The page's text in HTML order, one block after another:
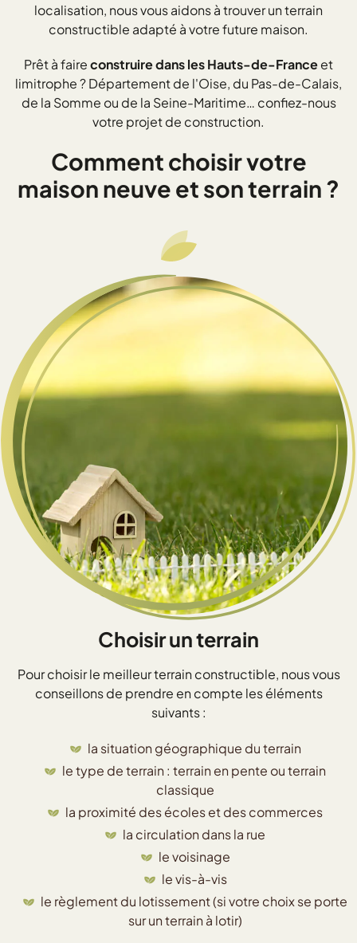
localisation, nous vous aidons à trouver un terrain
constructible adapté à votre future maison.
Prêt à faireconstruire dans les Hauts-de-Franceet
limitrophe ? Département de l'Oise, du Pas-de-Calais,
de la Somme ou de la Seine-Maritime… confiez-nous
votre projet de construction.
Comment choisir votre
maison neuve et son terrain ?
Choisir un terrain
Pour choisir le meilleur terrain constructible, nous vous
conseillons de prendre en compte les éléments
suivants :
la situation géographique du terrain
le type de terrain : terrain en pente ou terrain
classique
la proximité des écoles et des commerces
la circulation dans la rue
le voisinage
le vis-à-vis
le règlement du lotissement (si votre choix se porte
sur un terrain à lotir)